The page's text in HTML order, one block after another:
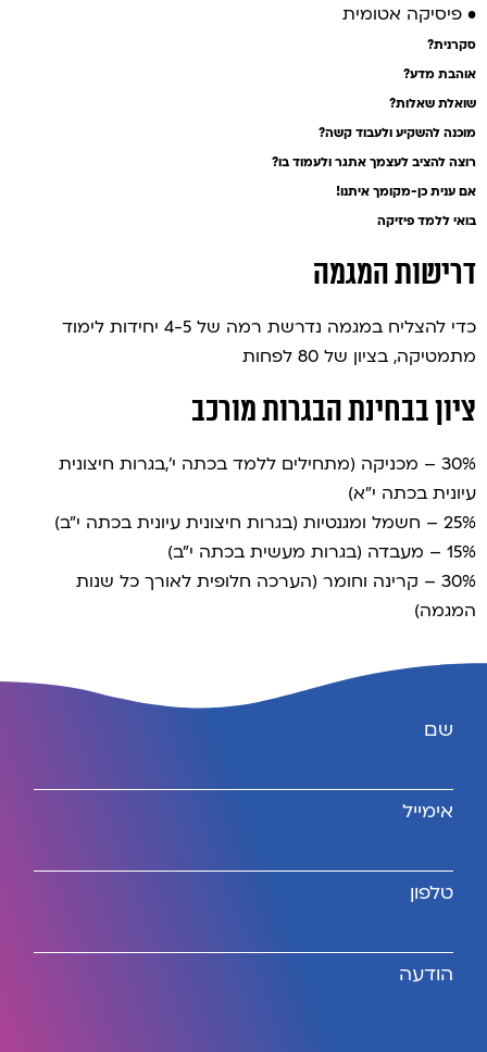
• פיסיקה אטומית
סקרנית?
אוהבת מדע?
שואלת שאלות?
מוכנה להשקיע ולעבוד קשה?
רוצה להציב לעצמך אתגר ולעמוד בו?
אם ענית כן-מקומך איתנו!
בואי ללמד פיזיקה
דרישות המגמה
כדי להצליח במגמה נדרשת רמה של 4-5 יחידות לימוד
מתמטיקה, בציון של 80 לפחות
ציון בבחינת הבגרות מורכב
30% – מכניקה (מתחילים ללמד בכתה י',בגרות חיצונית
עיונית בכתה י"א)
25% – חשמל ומגנטיות (בגרות חיצונית עיונית בכתה י"ב)
15% – מעבדה (בגרות מעשית בכתה י"ב)
30% – קרינה וחומר (הערכה חלופית לאורך כל שנות
המגמה)
שם
אימייל
טלפון
הודעה